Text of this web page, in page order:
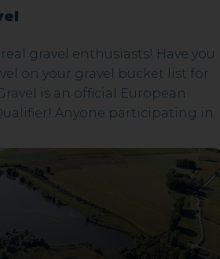
gravel enthusiasts! Have you
on your gravel bucket list for
is an official European
Anyone participating in
for Unbound Gravel 2027 are
on performance and lottery.
weekend with friends?
70 km routes. See you in 2026
for the third edition! Deze tocht
G-sporters met een